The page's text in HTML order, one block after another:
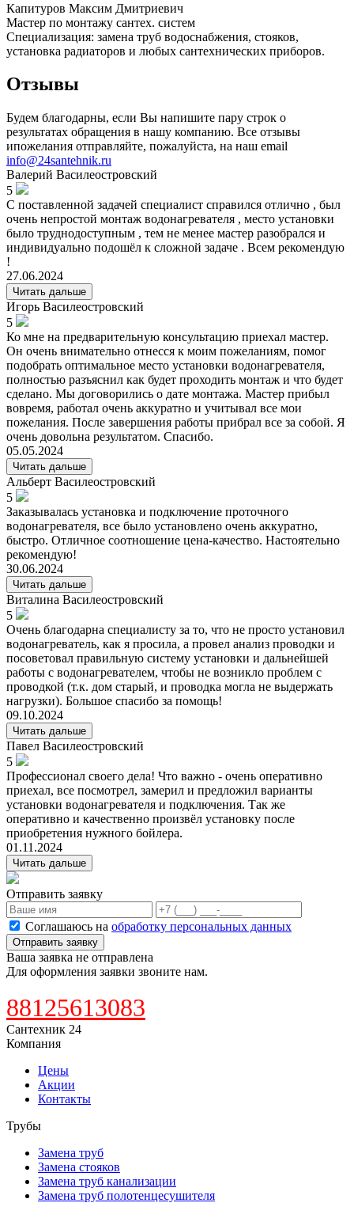
Капитуров Максим Дмитриевич
Мастер по монтажу сантех. систем
Специализация: замена труб водоснабжения, стояков,
установка радиаторов и любых сантехнических приборов.
Отзывы
Будем благодарны, если Вы напишите пару строк о
результатах обращения в нашу компанию. Все отзывы
ипожелания отправляйте, пожалуйста, на наш email
info@24santehnik.ru
Валерий Василеостровский
5
С поставленной задачей специалист справился отлично , был
очень непростой монтаж водонагревателя , место установки
было труднодоступным , тем не менее мастер разобрался и
индивидуально подошёл к сложной задаче . Всем рекомендую
!
27.06.2024
Читать дальше
Игорь Василеостровский
5
Ко мне на предварительную консультацию приехал мастер.
Он очень внимательно отнесся к моим пожеланиям, помог
подобрать оптимальное место установки водонагревателя,
полностью разъяснил как будет проходить монтаж и что будет
сделано. Мы договорились о дате монтажа. Мастер прибыл
вовремя, работал очень аккуратно и учитывал все мои
пожелания. После завершения работы прибрал все за собой. Я
очень довольна результатом. Спасибо.
05.05.2024
Читать дальше
Альберт Василеостровский
5
Заказывалась установка и подключение проточного
водонагревателя, все было установлено очень аккуратно,
быстро. Отличное соотношение цена-качество. Настоятельно
рекомендую!
30.06.2024
Читать дальше
Виталина Василеостровский
5
Очень благодарна специалисту за то, что не просто установил
водонагреватель, как я просила, а провел анализ проводки и
посоветовал правильную систему установки и дальнейшей
работы с водонагревателем, чтобы не возникло проблем с
проводкой (т.к. дом старый, и проводка могла не выдержать
нагрузки). Большое спасибо за помощь!
09.10.2024
Читать дальше
Павел Василеостровский
5
Профессионал своего дела! Что важно - очень оперативно
приехал, все посмотрел, замерил и предложил варианты
установки водонагревателя и подключения. Так же
оперативно и качественно произвёл установку после
приобретения нужного бойлера.
01.11.2024
Читать дальше
Отправить заявку
Соглашаюсь на обработку персональных данных
Отправить заявку
Ваша заявка не отправлена
Для оформления заявки звоните нам.
88125613083
Сантехник 24
Компания
Цены
Акции
Контакты
Трубы
Замена труб
Замена стояков
Замена труб канализации
Замена труб полотенцесушителя